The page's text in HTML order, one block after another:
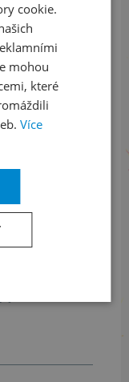
sítích
flickr
cookie.
mohou
které
Více